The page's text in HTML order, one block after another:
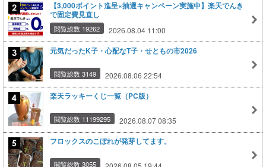
【3,000ポイント進呈×抽選キャンペーン実施中】楽天でんき
で固定費見直し
閲覧総数 19262 2026.08.04 11:00
元気だったK子・心配なT子・せともの市2026
閲覧総数 3149 2026.08.06 22:54
楽天ラッキーくじ一覧（PC版）
閲覧総数 11199295 2026.08.07 08:35
フロックスのこぼれが発芽してます。
閲覧総数 3055